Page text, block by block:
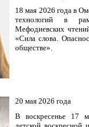
18 мая 2026 года в
технологий в
Мефодиевских
«Сила слова.
обществе».
20 мая 2026 года
В воскресенье 17